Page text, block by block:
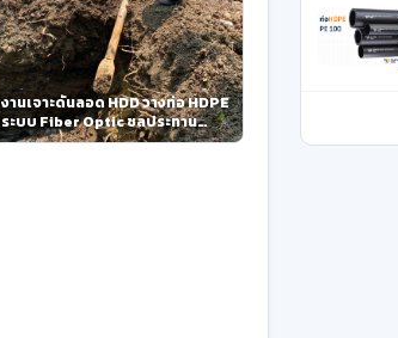
งานเจาะดันลอด HDD วางท่อ HDPE
ระบบ Fiber Optic ชลประทาน
สามเสน และปากเกร็ด